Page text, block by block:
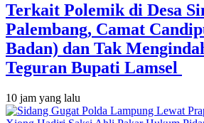
Terkait Polemik di Desa
Palembang, Camat
Badan) dan Tak
Teguran Bupati Lamsel ‎
10 jam yang lalu